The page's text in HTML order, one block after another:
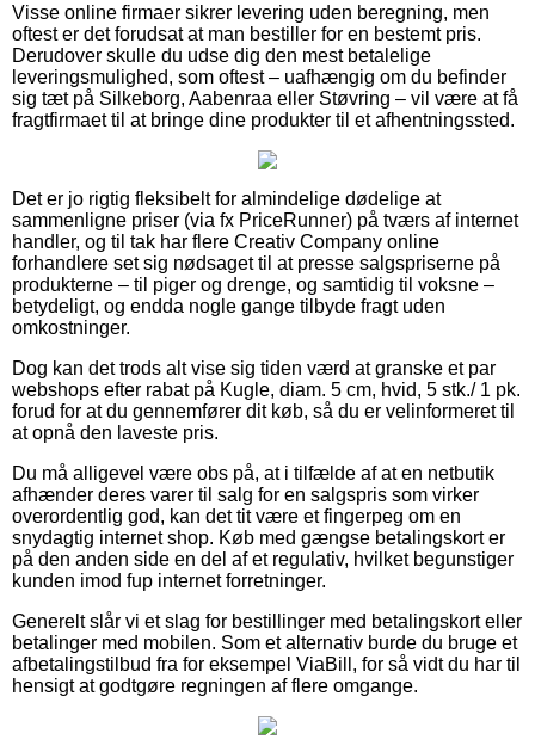
Visse online firmaer sikrer levering uden beregning, men
oftest er det forudsat at man bestiller for en bestemt pris.
Derudover skulle du udse dig den mest betalelige
leveringsmulighed, som oftest – uafhængig om du befinder
sig tæt på Silkeborg, Aabenraa eller Støvring – vil være at få
fragtfirmaet til at bringe dine produkter til et afhentningssted.
Det er jo rigtig fleksibelt for almindelige dødelige at
sammenligne priser (via fx PriceRunner) på tværs af internet
handler, og til tak har flere Creativ Company online
forhandlere set sig nødsaget til at presse salgspriserne på
produkterne – til piger og drenge, og samtidig til voksne –
betydeligt, og endda nogle gange tilbyde fragt uden
omkostninger.
Dog kan det trods alt vise sig tiden værd at granske et par
webshops efter rabat på Kugle, diam. 5 cm, hvid, 5 stk./ 1 pk.
forud for at du gennemfører dit køb, så du er velinformeret til
at opnå den laveste pris.
Du må alligevel være obs på, at i tilfælde af at en netbutik
afhænder deres varer til salg for en salgspris som virker
overordentlig god, kan det tit være et fingerpeg om en
snydagtig internet shop. Køb med gængse betalingskort er
på den anden side en del af et regulativ, hvilket begunstiger
kunden imod fup internet forretninger.
Generelt slår vi et slag for bestillinger med betalingskort eller
betalinger med mobilen. Som et alternativ burde du bruge et
afbetalingstilbud fra for eksempel ViaBill, for så vidt du har til
hensigt at godtgøre regningen af flere omgange.